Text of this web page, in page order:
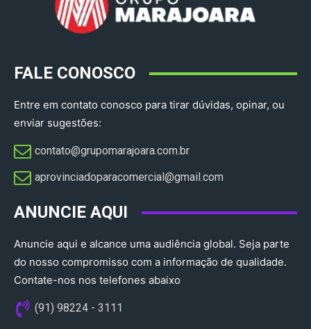
FALE CONOSCO
Entre em contato conosco para tirar dúvidas, opinar, ou
enviar sugestões:
contato@grupomarajoara.com.br
aprovinciadoparacomercial@gmail.com​
ANUNCIE AQUI
Anuncie aqui e alcance uma audiência global. Seja parte
do nosso compromisso com a informação de qualidade.
Contate-nos nos telefones abaixo
(91) 98224 - 3111